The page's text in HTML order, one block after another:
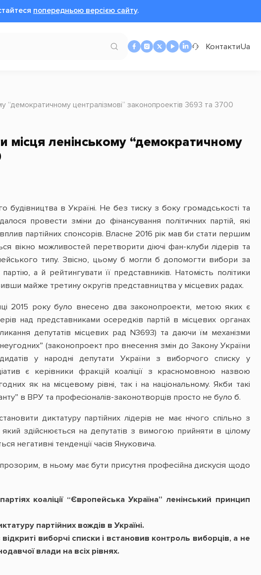
попередньою версією сайту.
КонтактиUa
“демократичному централізмові” законопроектів 3693 та 3700
місця ленінському “демократичному
будівництва в Україні. Не без тиску з боку громадськості та
провести зміни до фінансування політичних партій, які
партійних спонсорів. Власне 2016 рік мав би стати першим
вікно можливостей перетворити діючі фан-клуби лідерів та
типу. Звісно, цьому б могли б допомогти вибори за
а й рейтингувати її представників. Натомість політики
майже третину округів представництва у місцевих радах.
2015 року було внесено два законопроекти, метою яких є
над представниками осередків партій в місцевих органах
депутатів місцевих рад N3693) та даючи їм механізми
(законопроект про внесення змін до Закону України
у народні депутати України з виборчого списку у
є керівники фракцій коаліції з красномовною назвою
як на місцевому рівні, так і на національному. Якби такі
в ВРУ та професіоналів-законотворців просто не було б.
диктатуру партійних лідерів не має нічого спільно з
здійснюється на депутатів з вимогою прийняти в цілому
негативні тенденції часів Януковича.
прозорим, в ньому має бути присутня професійна дискусія щодо
коаліції “Європейська Україна” ленінський принцип
партійних вождів в Україні.
виборчі списки і встановив контроль виборців, а не
влади на всіх рівнях.